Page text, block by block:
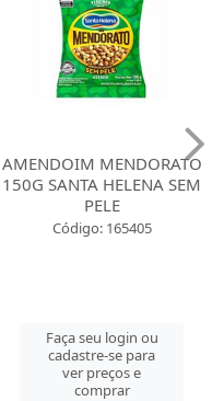
AMENDOIM MENDORATO
150G SANTA HELENA SEM
PELE
Código: 165405
Faça seu login ou
cadastre-se para
ver preços e
comprar